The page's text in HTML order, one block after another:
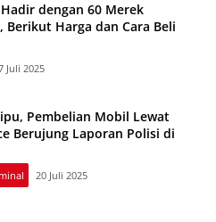
Hadir dengan 60 Merek
Berikut Harga dan Cara Beli
Juli 2025
Pembelian Mobil Lewat
Berujung Laporan Polisi di
20 Juli 2025